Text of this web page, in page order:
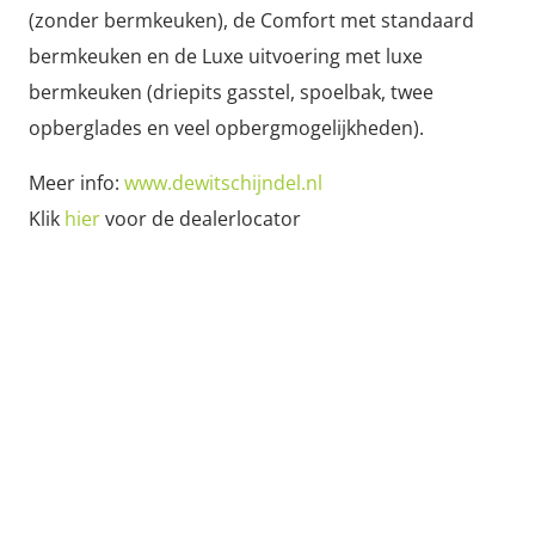
(zonder bermkeuken), de Comfort met standaard
bermkeuken en de Luxe uitvoering met luxe
bermkeuken (driepits gasstel, spoelbak, twee
opberglades en veel opbergmogelijkheden).
Meer info: www.dewitschijndel.nl
Klik hiervoor de dealerlocator